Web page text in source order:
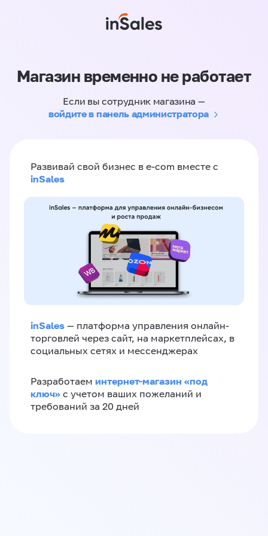
Магазин временно не работает
Если вы сотрудник магазина —
войдите в панель администратора
Развивай свой бизнес в e-com вместе с
inSales
inSales — платформа управления онлайн-
торговлей через сайт, на маркетплейсах, в
социальных сетях и мессенджерах
Разработаем интернет-магазин «‎под
ключ»‎ с учетом ваших пожеланий и
требований за 20 дней